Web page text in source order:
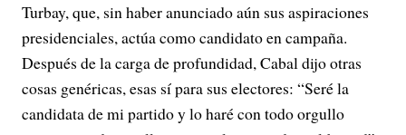
Turbay, que, sin haber anunciado aún sus aspiraciones
presidenciales, actúa como candidato en campaña.
Después de la carga de profundidad, Cabal dijo otras
cosas genéricas, esas sí para sus electores: “Seré la
candidata de mi partido y lo haré con todo orgullo